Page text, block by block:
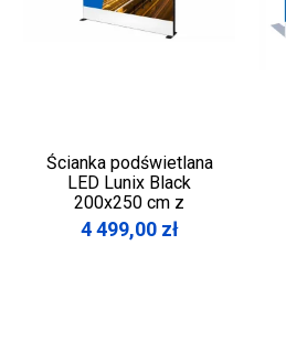
Ścianka podświetlana
LED Lunix Black
200x250 cm z
wydrukiem
4 499,00 zł